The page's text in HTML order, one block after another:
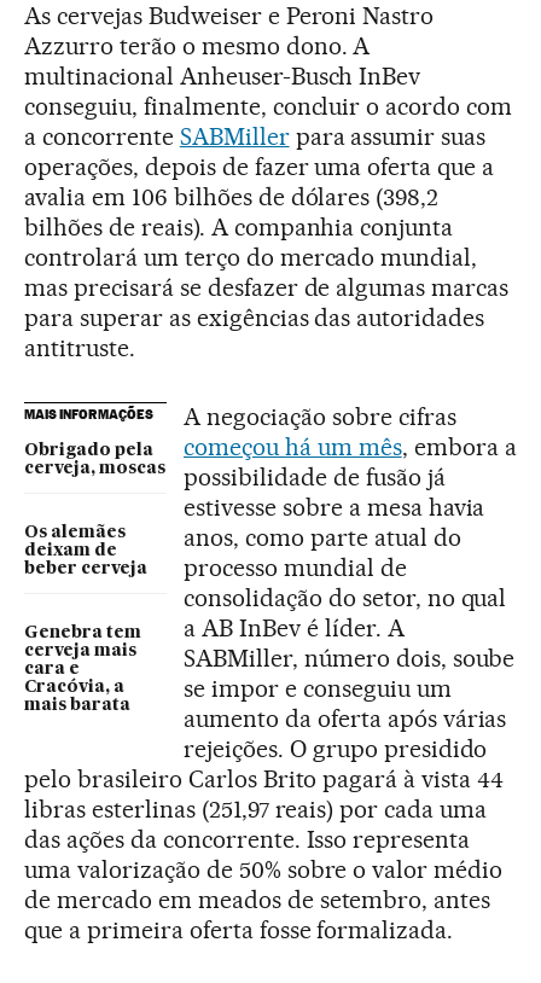
As cervejas Budweiser e Peroni Nastro
Azzurro terão o mesmo dono. A
multinacional Anheuser-Busch InBev
conseguiu, finalmente, concluir o acordo com
a concorrente SABMillerpara assumir suas
operações, depois de fazer uma oferta que a
avalia em 106 bilhões de dólares (398,2
bilhões de reais). A companhia conjunta
controlará um terço do mercado mundial,
mas precisará se desfazer de algumas marcas
para superar as exigências das autoridades
antitruste.
MAIS INFORMAÇÕES
Obrigado pela
cerveja, moscas
Os alemães
deixam de
beber cerveja
Genebra tem
cerveja mais
cara e
Cracóvia, a
mais barata
A negociação sobre cifras
começou há um mês, embora a
possibilidade de fusão já
estivesse sobre a mesa havia
anos, como parte atual do
processo mundial de
consolidação do setor, no qual
a AB InBev é líder. A
SABMiller, número dois, soube
se impor e conseguiu um
aumento da oferta após várias
rejeições. O grupo presidido
pelo brasileiro Carlos Brito pagará à vista 44
libras esterlinas (251,97 reais) por cada uma
das ações da concorrente. Isso representa
uma valorização de 50% sobre o valor médio
de mercado em meados de setembro, antes
que a primeira oferta fosse formalizada.